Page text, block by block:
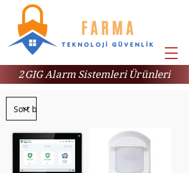
2GIG Alarm Sistemleri Ürünleri